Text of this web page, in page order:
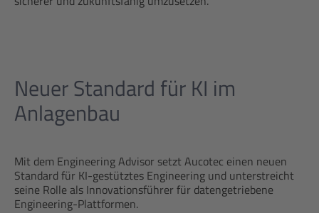
Neuer Standard für KI im
Anlagenbau
Mit dem Engineering Advisor setzt Aucotec einen neuen
Standard für KI-gestütztes Engineering und unterstreicht
seine Rolle als Innovationsführer für datengetriebene
Engineering-Plattformen.